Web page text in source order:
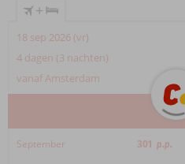
+
18 sep 2026 (vr)
4 dagen (3 nachten)
vanaf Amsterdam
September 301 p.p.